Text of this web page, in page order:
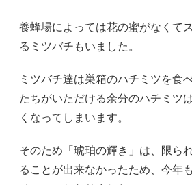
養蜂場によっては花の蜜がなくて
るミツバチもいました。
ミツバチ達は巣箱のハチミツを食
たちがいただける余分のハチミツ
くなってしまいます。
そのため「琥珀の輝き」は、限ら
ることが出来なかったため、今年